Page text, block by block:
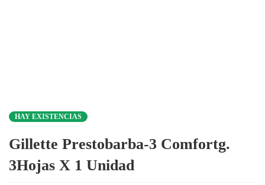
HAY EXISTENCIAS
Gillette Prestobarba-3 Comfortg.
3Hojas X 1 Unidad